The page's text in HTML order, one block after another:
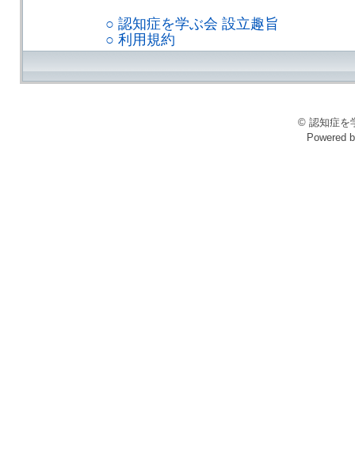
○ 認知症を学ぶ会 設立趣旨
○ 利用規約
© 認知症を
Powered